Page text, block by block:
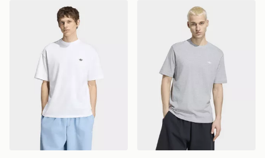
adidas T-shirt Ampia Essentials Trefoiladidas T-shirt Trefoil